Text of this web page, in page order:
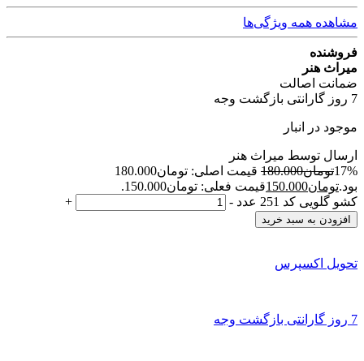
مشاهده همه ویژگی‌ها
فروشنده
میراث هنر
ضمانت اصالت
7 روز گارانتی بازگشت وجه
موجود در انبار
ارسال توسط میراث هنر
17%تومان180.000
قیمت اصلی: تومان180.000
بود.تومان150.000قیمت فعلی: تومان150.000.
کشو گلویی کد 251 عدد
-
+
افزودن به سبد خرید
تحویل اکسپرس
7 روز گارانتی بازگشت وجه